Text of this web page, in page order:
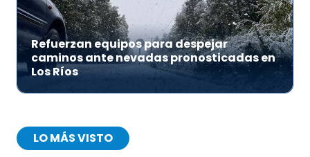
Refuerzan equipos para despejar
caminos ante nevadas pronosticadas en
Los Ríos
LO MÁS VISTO